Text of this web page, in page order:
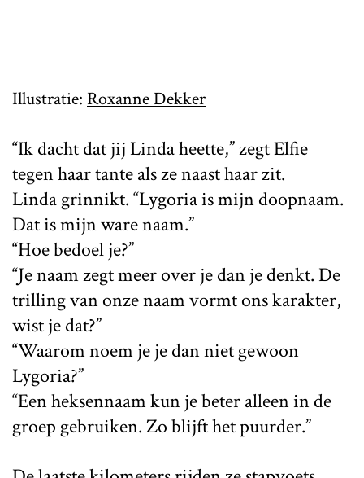
Illustratie: Roxanne Dekker
“Ik dacht dat jij Linda heette,” zegt Elfie
tegen haar tante als ze naast haar zit.
Linda grinnikt. “Lygoria is mijn doopnaam.
Dat is mijn ware naam.”
“Hoe bedoel je?”
“Je naam zegt meer over je dan je denkt. De
trilling van onze naam vormt ons karakter,
wist je dat?”
“Waarom noem je je dan niet gewoon
Lygoria?”
“Een heksennaam kun je beter alleen in de
groep gebruiken. Zo blijft het puurder.”